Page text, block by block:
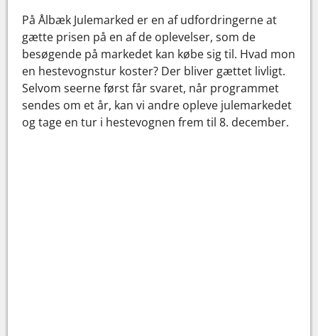
På Ålbæk Julemarked er en af udfordringerne at
gætte prisen på en af de oplevelser, som de
besøgende på markedet kan købe sig til. Hvad mon
en hestevognstur koster? Der bliver gættet livligt.
Selvom seerne først får svaret, når programmet
sendes om et år, kan vi andre opleve julemarkedet
og tage en tur i hestevognen frem til 8. december.